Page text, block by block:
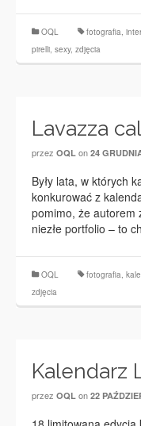
OQL fotografia,
pirelli, sexy, zdjęcia
Lavazza
przez OQL on 24
Były lata, w których
konkurować z
pomimo, że autorem
niezłe portfolio – to
OQL fotografia,
zdjęcia
Kalendarz
przez OQL on 22